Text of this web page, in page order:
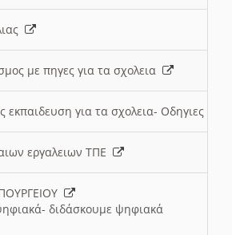
με πηγες για τα σχολεια
εκπαιδευση για τα σχολεια- Οδηγιες
εργαλειων ΤΠΕ
διδάσκουμε ψηφιακά